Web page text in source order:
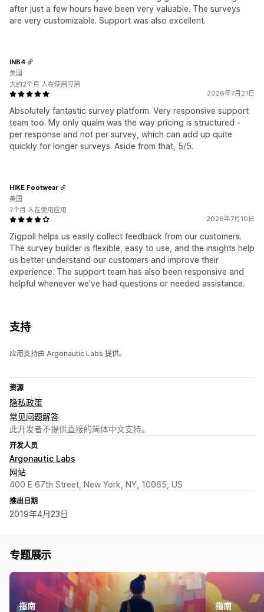
after just a few hours have been very valuable. The surveys
are very customizable. Support was also excellent.
2026年7月21日
Absolutely fantastic survey platform. Very responsive support
team too. My only qualm was the way pricing is structured -
per response and not per survey, which can add up quite
quickly for longer surveys. Aside from that, 5/5.
INB4
美国
大约2个月 人在使用应用
2026年7月10日
Zigpoll helps us easily collect feedback from our customers.
The survey builder is flexible, easy to use, and the insights help
us better understand our customers and improve their
experience. The support team has also been responsive and
helpful whenever we've had questions or needed assistance.
HIKE Footwear
美国
7个月 人在使用应用
支持
应用支持由 Argonautic Labs 提供。
资源
隐私政策
常见问题解答
此开发者不提供直接的简体中文支持。
开发人员
Argonautic Labs
网站
400 E 67th Street, New York, NY, 10065, US
推出日期
2019年4月23日
专题展示
指南 指南